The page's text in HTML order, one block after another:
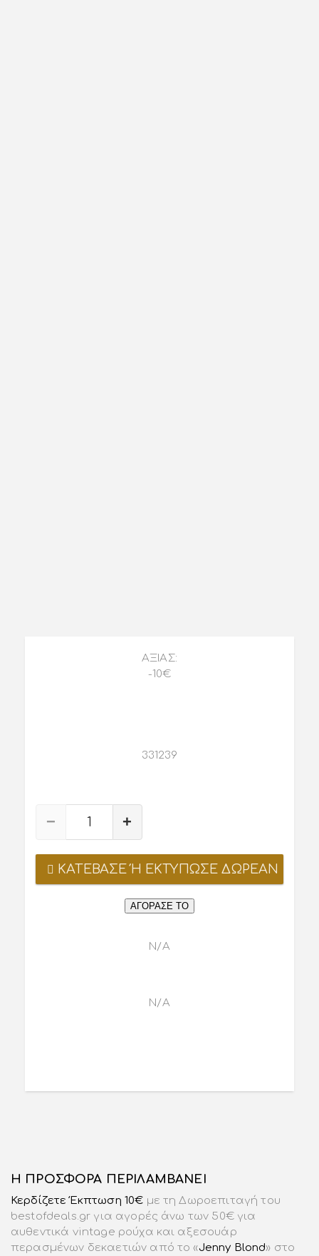
ΑΞΙΑΣ:
-10€
331238
BLOND
VINTAGE
STORE
− +
ΚΑΤΕΒΑΣΕ Ή ΕΚΤΥΠΩΣΕ ΔΩΡΕΑΝ
ΑΓΟΡΑΣΕ ΤΟ
N/A
N/A
Η ΠΡΟΣΦΟΡΑ ΠΕΡΙΛΑΜΒΑΝΕΙ
Κερδίζετε Έκπτωση 10€ με τη Δωροεπιταγή του
bestofdeals.gr για αγορές άνω των 50€ για
αυθεντικά vintage ρούχα και αξεσουάρ
περασμένων δεκαετιών από το «Jenny Blond» στο